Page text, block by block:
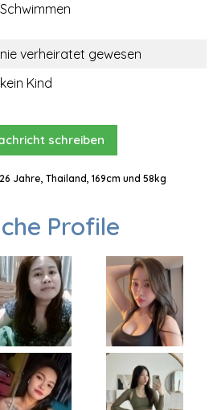
Schwimmen
nie verheiratet gewesen
kein Kind
schreiben
Jahre, Thailand, 169cm und 58kg
Profile